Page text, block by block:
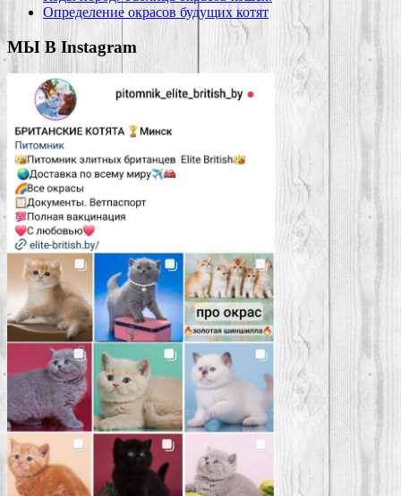
Определение окрасов будущих котят
МЫ В Instagram